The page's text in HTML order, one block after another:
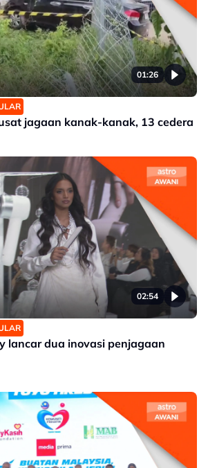
01:26
jagaan kanak-kanak, 13 cedera
02:54
lancar dua inovasi penjagaan